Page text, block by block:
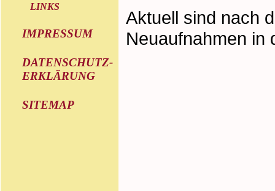
LINKS
IMPRESSUM
DATENSCHUTZ-
ERKLÄRUNG
SITEMAP
Aktuell sind nach
Neuaufnahmen